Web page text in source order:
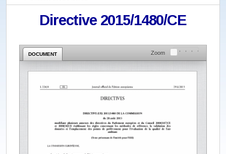
Directive 2015/1480/CE
DOCUMENT Zoom